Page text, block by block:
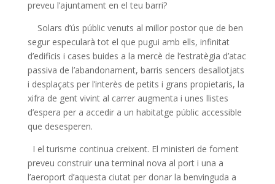
preveu l’ajuntament en el teu barri?
Solars d’ús públic venuts al millor postor que de ben
segur especularà tot el que pugui amb ells, infinitat
d’edificis i cases buides a la mercè de l’estratègia d’atac
passiva de l’abandonament, barris sencers desallotjats
i desplaçats per l’interès de petits i grans propietaris, la
xifra de gent vivint al carrer augmenta i unes llistes
d’espera per a accedir a un habitatge públic accessible
que desesperen.
I el turisme continua creixent. El ministeri de foment
preveu construir una terminal nova al port i una a
l’aeroport d’aquesta ciutat per donar la benvinguda a